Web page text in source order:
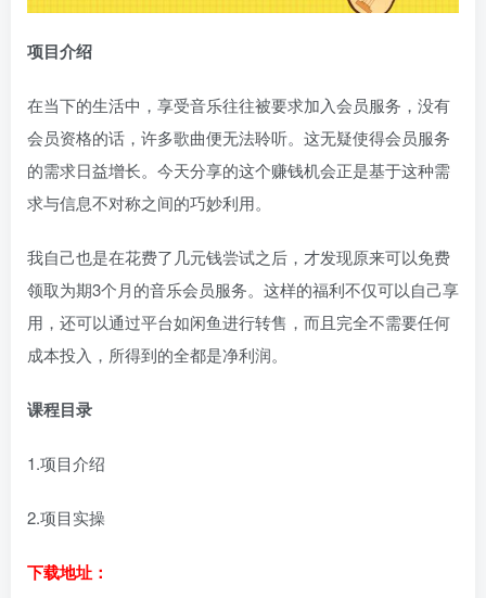
项目介绍
在当下的生活中，享受音乐往往被要求加入会员服务，没有
会员资格的话，许多歌曲便无法聆听。这无疑使得会员服务
的需求日益增长。今天分享的这个赚钱机会正是基于这种需
求与信息不对称之间的巧妙利用。
我自己也是在花费了几元钱尝试之后，才发现原来可以免费
领取为期3个月的音乐会员服务。这样的福利不仅可以自己享
用，还可以通过平台如闲鱼进行转售，而且完全不需要任何
成本投入，所得到的全都是净利润。
课程目录
1.项目介绍
2.项目实操
下载地址：